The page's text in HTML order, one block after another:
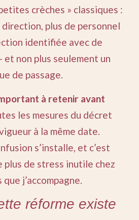
crèches » classiques :
plus de personnel
identifiée avec de
non plus seulement un
de passage.
à retenir avant
les mesures du décret
à la même date.
s’installe, et c’est
plus de stress inutile chez
j’accompagne.
réforme existe